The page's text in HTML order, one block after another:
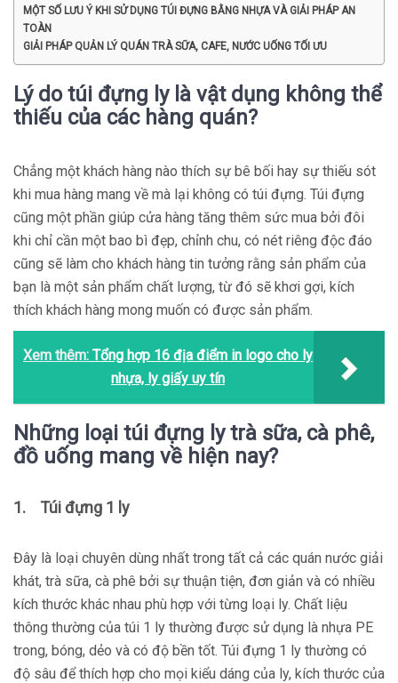
MỘT SỐ LƯU Ý KHI SỬ DỤNG TÚI ĐỰNG BẰNG NHỰA VÀ GIẢI PHÁP AN
TOÀN
GIẢI PHÁP QUẢN LÝ QUÁN TRÀ SỮA, CAFE, NƯỚC UỐNG TỐI ƯU
Lý do túi đựng ly là vật dụng không thể
thiếu của các hàng quán?
Chẳng một khách hàng nào thích sự bê bối hay sự thiếu sót
khi mua hàng mang về mà lại không có túi đựng. Túi đựng
cũng một phần giúp cửa hàng tăng thêm sức mua bởi đôi
khi chỉ cần một bao bì đẹp, chỉnh chu, có nét riêng độc đáo
cũng sẽ làm cho khách hàng tin tưởng rằng sản phẩm của
bạn là một sản phẩm chất lượng, từ đó sẽ khơi gợi, kích
thích khách hàng mong muốn có được sản phẩm.
Xem thêm: Tổng hợp 16 địa điểm in logo cho ly
nhựa, ly giấy uy tín
Những loại túi đựng ly trà sữa, cà phê,
đồ uống mang về hiện nay?
1. Túi đựng 1 ly
Đây là loại chuyên dùng nhất trong tất cả các quán nước giải
khát, trà sữa, cà phê bởi sự thuận tiện, đơn giản và có nhiều
kích thước khác nhau phù hợp với từng loại ly. Chất liệu
thông thường của túi 1 ly thường được sử dụng là nhựa PE
trong, bóng, dẻo và có độ bền tốt. Túi đựng 1 ly thường có
độ sâu để thích hợp cho mọi kiểu dáng của ly, kích thước của